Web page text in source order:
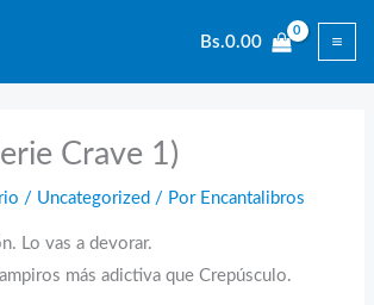
Bs.0.00
Crave 1)
/ Uncategorized / Por Encantalibros
Lo vas a devorar.
más adictiva que Crepúsculo.